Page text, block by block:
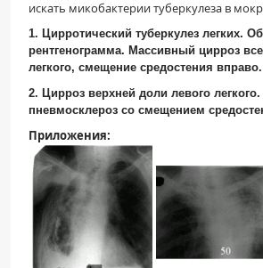
искать микобактерии туберкулеза в
1. Цирротический туберкулез легких.
рентгенограмма. Массивный цирроз
легкого, смещение средостения вправо.
2. Цирроз верхней доли левого
пневмосклероз со смещением
Приложения: